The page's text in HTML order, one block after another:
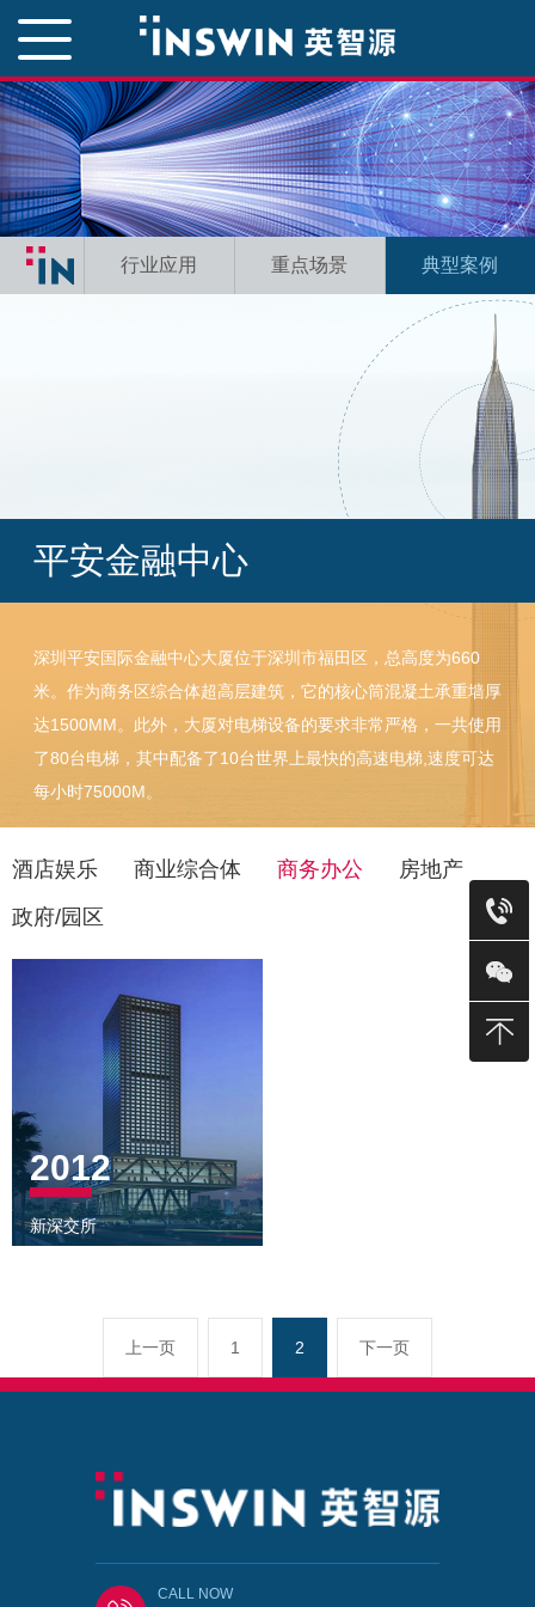
行业应用 重点场景 典型案例
平安金融中心
深圳平安国际金融中心大厦位于深圳市福田区，总高度为660
米。作为商务区综合体超高层建筑，它的核心筒混凝土承重墙厚
达1500MM。此外，大厦对电梯设备的要求非常严格，一共使用
了80台电梯，其中配备了10台世界上最快的高速电梯,速度可达
每小时75000M。
酒店娱乐 商业综合体 商务办公
房地产
政府/园区
2012
新深交所
上一页 1 2 下一页
CALL NOW